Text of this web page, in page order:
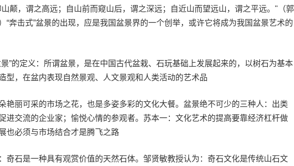
颠，谓之高远；自山前而窥山后，谓之深远；自近山而望远山，谓之平远。"（郭
“奔击式”盆景的出现，应是我国盆景界的一个创举，或许它将成为我国盆景艺术的
景”的定义：所谓盆景，是在中国古代盆栽、石玩基础上发展起来的，以树石为基本
型，在盆内表现自然景观、人文景观和人类活动的艺术品
艳丽可采的市场之花，也是多姿多彩的文化大餐。盆景绝不可少的三种人：出类
进交流的企业家；愉悦心情的参观者。苏本一：文化艺术的提高要靠经济杠杆做
也必须与市场结合才是腾飞之路
奇石是一种具有观赏价值的天然石体。邹贤敏教授认为：奇石文化是传统山石文